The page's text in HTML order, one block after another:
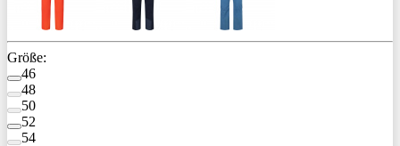
Größe:
46
48
50
52
54